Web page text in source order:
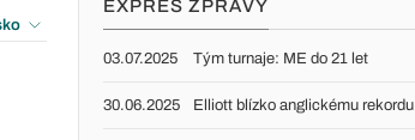
EXPRES ZPRÁVY
03.07.2025 Tým turnaje: ME do 21 let
30.06.2025 Elliott blízko anglickému rekordu